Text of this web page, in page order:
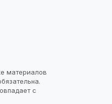
материалов
с